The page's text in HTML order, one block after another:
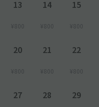
13
¥800
14
¥800
15
¥800
20
¥800
21
¥800
22
¥800
27 28 29